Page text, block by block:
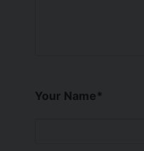
Your Name*